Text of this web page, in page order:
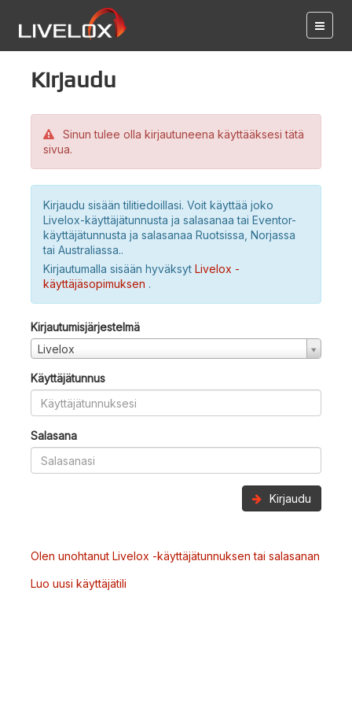
Kirjaudu
Sinun tulee olla kirjautuneena käyttääksesi tätä
sivua.
Kirjaudu sisään tilitiedoillasi. Voit käyttää joko
Livelox-käyttäjätunnusta ja salasanaa tai Eventor-
käyttäjätunnusta ja salasanaa Ruotsissa, Norjassa
tai Australiassa..
Kirjautumalla sisään hyväksyt Livelox -
käyttäjäsopimuksen .
Kirjautumisjärjestelmä
Livelox
Käyttäjätunnus
Salasana
Kirjaudu
Olen unohtanut Livelox -käyttäjätunnuksen tai salasanan
Luo uusi käyttäjätili